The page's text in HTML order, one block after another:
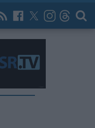
News Now Archív